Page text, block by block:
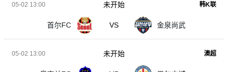
05-02 13:00 韩K联
首尔FC VS 金泉尚武
未开始
05-02 13:00 澳超
未开始